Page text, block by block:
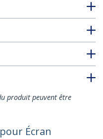
produit peuvent être
Écran